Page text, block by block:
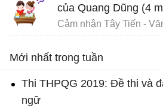
của Quang Dũng (4
Mới nhất trong tuần
Thi THPQG 2019: Đề thi và
ngữ